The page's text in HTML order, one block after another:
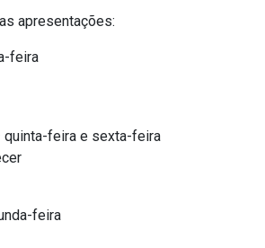
apresentações:
feira
quinta-feira e sexta-feira
feira